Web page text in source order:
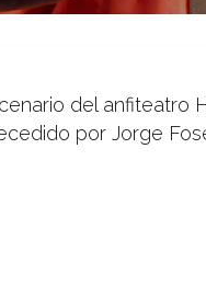
del anfiteatro
por Jorge